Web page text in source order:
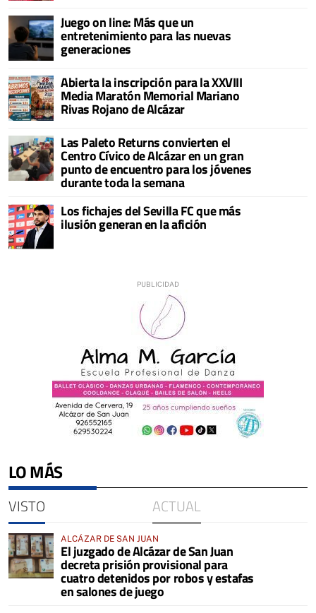
Juego on line: Más que un
entretenimiento para las nuevas
generaciones
Abierta la inscripción para la XXVIII
Media Maratón Memorial Mariano
Rivas Rojano de Alcázar
Las Paleto Returns convierten el
Centro Cívico de Alcázar en un gran
punto de encuentro para los jóvenes
durante toda la semana
Los fichajes del Sevilla FC que más
ilusión generan en la afición
LO MÁS
VISTO ACTUAL
ALCÁZAR DE SAN JUAN
El juzgado de Alcázar de San Juan
decreta prisión provisional para
cuatro detenidos por robos y estafas
en salones de juego